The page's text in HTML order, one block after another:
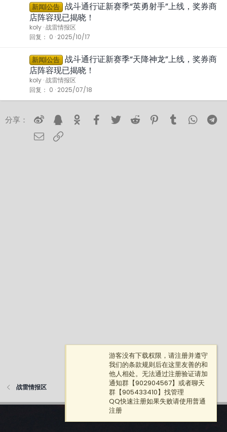
新闻|公告 战斗通行证新赛季“英勇射手”上线，奖券商
店阵容现已揭晓！
koly 战雷情报区
回复
0 2025/10/17
新闻|公告 战斗通行证新赛季“天降神龙”上线，奖券商
店阵容现已揭晓！
koly 战雷情报区
回复
0 2025/07/18
分享： 微博 QQ空间 Facebook
Twitter Reddit Pinterest
Tumblr
邮件
战雷情报区
游客没有下载权限，请注册并遵守
我们的条款规则后在这里友善的和
他人相处。无法通过注册验证请加
通知群【902904567】或者聊天
群【905433410】找管理
QQ快速注册如果失败请使用普通
注册